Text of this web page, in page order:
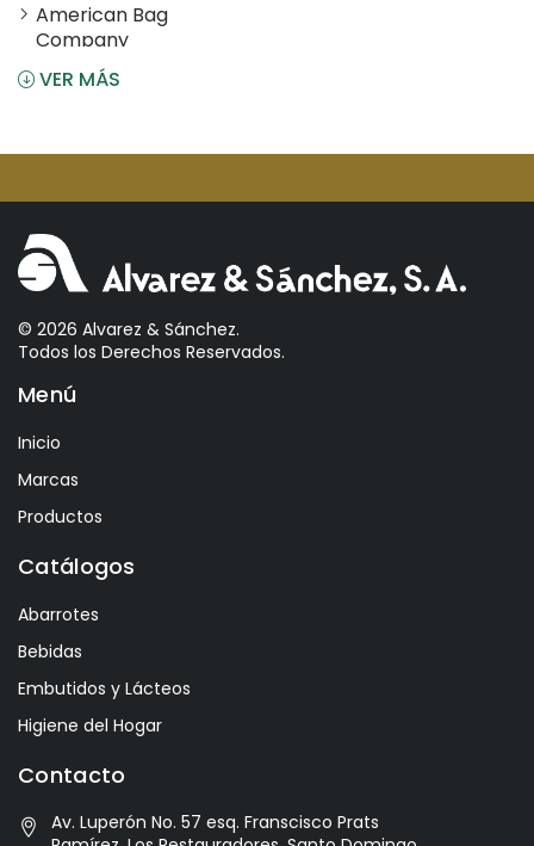
American Bag
Company
Angostura
Aperol
Arcos
Areparepa
Argensun
Astrales
Avelina
Ayala
Azevedo
Bacalarico
Badia
Best Maid
Bitburger
VER MÁS
© 2026 Alvarez & Sánchez.
Todos los Derechos Reservados.
Menú
Inicio
Marcas
Productos
Catálogos
Abarrotes
Bebidas
Embutidos y Lácteos
Higiene del Hogar
Contacto
Av. Luperón No. 57 esq. Franscisco Prats